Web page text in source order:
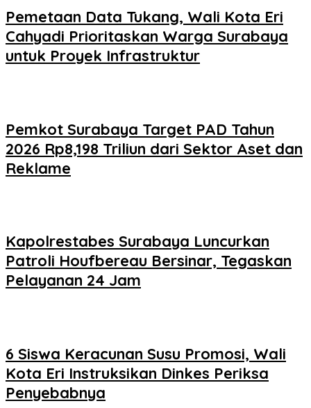
Pemetaan Data Tukang, Wali Kota Eri
Cahyadi Prioritaskan Warga Surabaya
untuk Proyek Infrastruktur
Pemkot Surabaya Target PAD Tahun
2026 Rp8,198 Triliun dari Sektor Aset dan
Reklame
Kapolrestabes Surabaya Luncurkan
Patroli Houfbereau Bersinar, Tegaskan
Pelayanan 24 Jam
6 Siswa Keracunan Susu Promosi, Wali
Kota Eri Instruksikan Dinkes Periksa
Penyebabnya